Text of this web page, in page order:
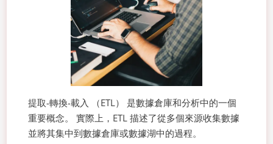
提取-轉換-載入 （ETL） 是數據倉庫和分析中的一個
重要概念。 實際上，ETL 描述了從多個來源收集數據
並將其集中到數據倉庫或數據湖中的過程。